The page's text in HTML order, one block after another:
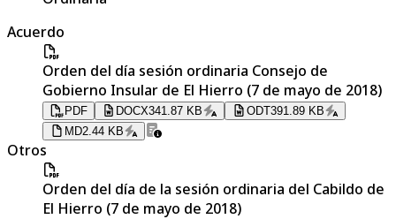
Acuerdo
Orden del día sesión ordinaria Consejo de
Gobierno Insular de El Hierro (7 de mayo de 2018)
PDF DOCX341.87 KB ODT391.89 KB
MD2.44 KB
Otros
Orden del día de la sesión ordinaria del Cabildo de
El Hierro (7 de mayo de 2018)